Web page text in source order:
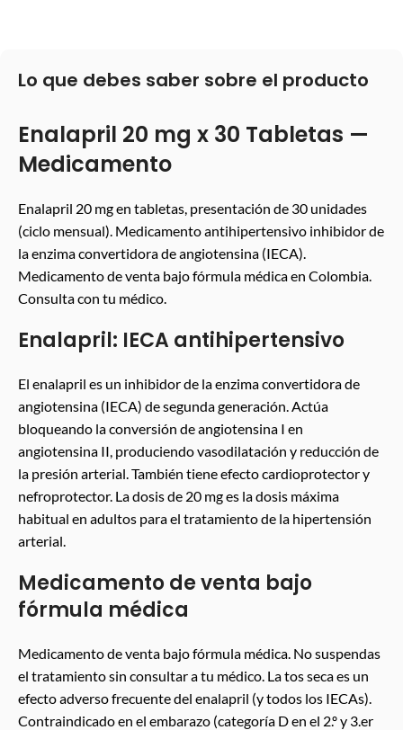
Lo que debes saber sobre el producto
Enalapril 20 mg x 30 Tabletas —
Medicamento
Enalapril 20 mg en tabletas, presentación de 30 unidades
(ciclo mensual). Medicamento antihipertensivo inhibidor de
la enzima convertidora de angiotensina (IECA).
Medicamento de venta bajo fórmula médica en Colombia.
Consulta con tu médico.
Enalapril: IECA antihipertensivo
El enalapril es un inhibidor de la enzima convertidora de
angiotensina (IECA) de segunda generación. Actúa
bloqueando la conversión de angiotensina I en
angiotensina II, produciendo vasodilatación y reducción de
la presión arterial. También tiene efecto cardioprotector y
nefroprotector. La dosis de 20 mg es la dosis máxima
habitual en adultos para el tratamiento de la hipertensión
arterial.
Medicamento de venta bajo
fórmula médica
Medicamento de venta bajo fórmula médica. No suspendas
el tratamiento sin consultar a tu médico. La tos seca es un
efecto adverso frecuente del enalapril (y todos los IECAs).
Contraindicado en el embarazo (categoría D en el 2.º y 3.er